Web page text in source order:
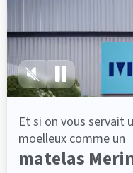
Dès 501,00 €